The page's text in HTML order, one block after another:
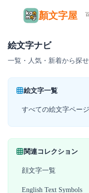
顏文字屋
絵文字ナビ
一覧・人気・新着から探
絵文字一覧
すべての絵文字ページ
関連コレクション
顔文字一覧
English Text Symbols